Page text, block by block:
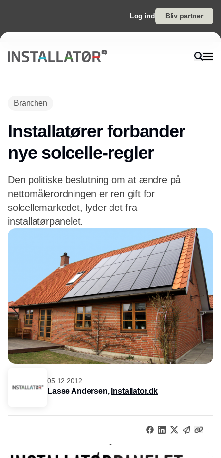
Log ind Bliv partner
Branchen
Installatører forbander
nye solcelle-regler
Den politiske beslutning om at ændre på
nettomålerordningen er ren gift for
solcellemarkedet, lyder det fra
installatørpanelet.
05.12.2012
Lasse Andersen, Installator.dk
-